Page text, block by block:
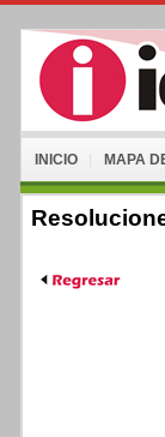
INICIO MAPA